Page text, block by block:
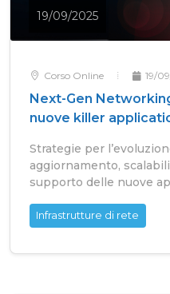
19/09/2025
Corso Online 19/
Next-Gen
nuove killer
Strategie per
aggiornamento,
supporto delle nuove
Infrastrutture di rete